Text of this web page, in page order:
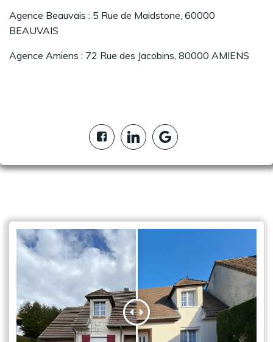
Agence Beauvais : 5 Rue de Maidstone, 60000
BEAUVAIS
Agence Amiens : 72 Rue des Jacobins, 80000 AMIENS